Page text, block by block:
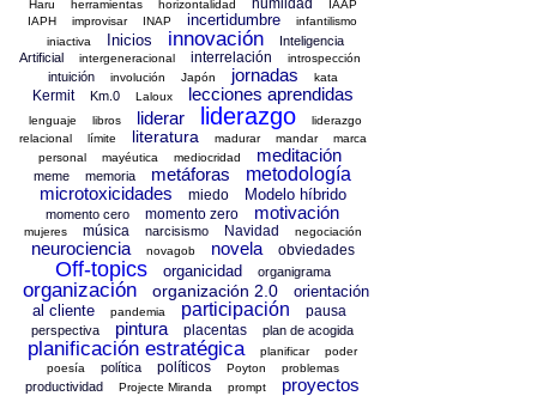
Haru
herramientas horizontalidad humildad
IAAP
IAPH
improvisar INAP incertidumbre
infantilismo
iniactiva
Inicios innovación
Inteligencia
Artificial
intergeneracional interrelación introspección
intuición involución Japón jornadas kata
Kermit Km.0 Laloux lecciones aprendidas
lenguaje libros liderar liderazgo
liderazgo
relacional
límite literatura madurar mandar
marca
personal
mayéutica mediocridad meditación
meme memoria metáforas
metodología
microtoxicidades
miedo Modelo híbrido
momento cero momento zero motivación
mujeres música narcisismo Navidad negociación
neurociencia novagob novela obviedades
Off-topics organicidad organigrama
organización organización 2.0
orientación
al cliente
pandemia participación pausa
perspectiva pintura placentas plan de acogida
planificación estratégica planificar
poder
poesía
política políticos Poyton problemas
productividad Projecte Miranda prompt proyectos